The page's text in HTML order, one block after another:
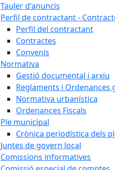
Tauler d'anuncis
Perfil de contractant -
Perfil del contractant
Contractes
Convenis
Normativa
Gestió documental i arxiu
Reglaments i Ordenances
Normativa urbanística
Ordenances Fiscals
Ple municipal
Crònica periodística dels
Juntes de govern local
Comissions informatives